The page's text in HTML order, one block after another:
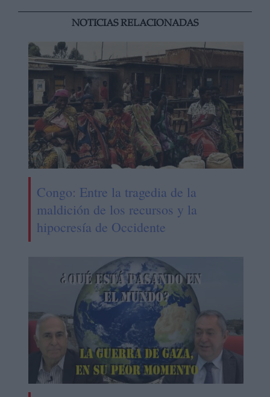
NOTICIAS RELACIONADAS
Congo: Entre la tragedia de la
maldición de los recursos y la
hipocresía de Occidente